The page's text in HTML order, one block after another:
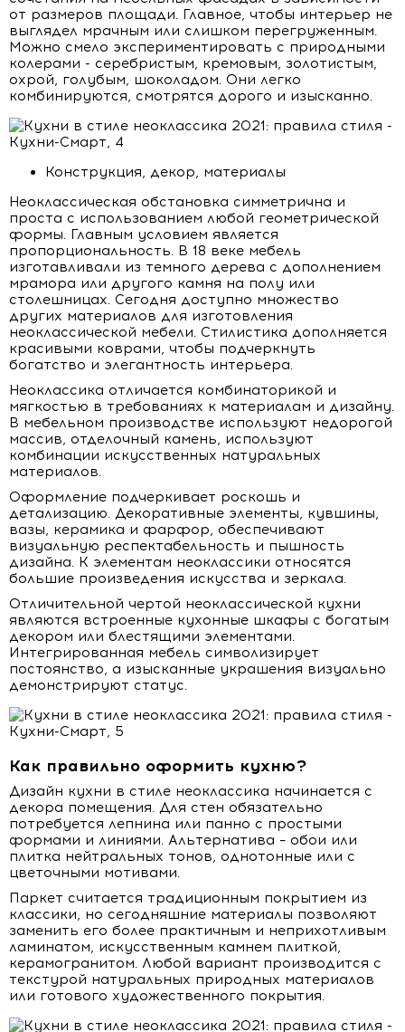
от размеров площади. Главное, чтобы интерьер не
выглядел мрачным или слишком перегруженным.
Можно смело экспериментировать с природными
колерами - серебристым, кремовым, золотистым,
охрой, голубым, шоколадом. Они легко
комбинируются, смотрятся дорого и изысканно.
Конструкция, декор, материалы
Неоклассическая обстановка симметрична и
проста с использованием любой геометрической
формы. Главным условием является
пропорциональность. В 18 веке мебель
изготавливали из темного дерева с дополнением
мрамора или другого камня на полу или
столешницах. Сегодня доступно множество
других материалов для изготовления
неоклассической мебели. Стилистика дополняется
красивыми коврами, чтобы подчеркнуть
богатство и элегантность интерьера.
Неоклассика отличается комбинаторикой и
мягкостью в требованиях к материалам и дизайну.
В мебельном производстве используют недорогой
массив, отделочный камень, используют
комбинации искусственных натуральных
материалов.
Оформление подчеркивает роскошь и
детализацию. Декоративные элементы, кувшины,
вазы, керамика и фарфор, обеспечивают
визуальную респектабельность и пышность
дизайна. К элементам неоклассики относятся
большие произведения искусства и зеркала.
Отличительной чертой неоклассической кухни
являются встроенные кухонные шкафы с богатым
декором или блестящими элементами.
Интегрированная мебель символизирует
постоянство, а изысканные украшения визуально
демонстрируют статус.
Как правильно оформить кухню?
Дизайн кухни в стиле неоклассика начинается с
декора помещения. Для стен обязательно
потребуется лепнина или панно с простыми
формами и линиями. Альтернатива – обои или
плитка нейтральных тонов, однотонные или с
цветочными мотивами.
Паркет считается традиционным покрытием из
классики, но сегодняшние материалы позволяют
заменить его более практичным и неприхотливым
ламинатом, искусственным камнем плиткой,
керамогранитом. Любой вариант производится с
текстурой натуральных природных материалов
или готового художественного покрытия.